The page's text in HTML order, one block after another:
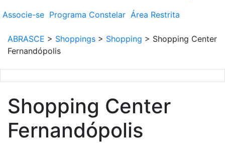
Associe-se Programa Constelar Área Restrita
ABRASCE > Shoppings > Shopping > Shopping Center
Fernandópolis
Shopping Center
Fernandópolis